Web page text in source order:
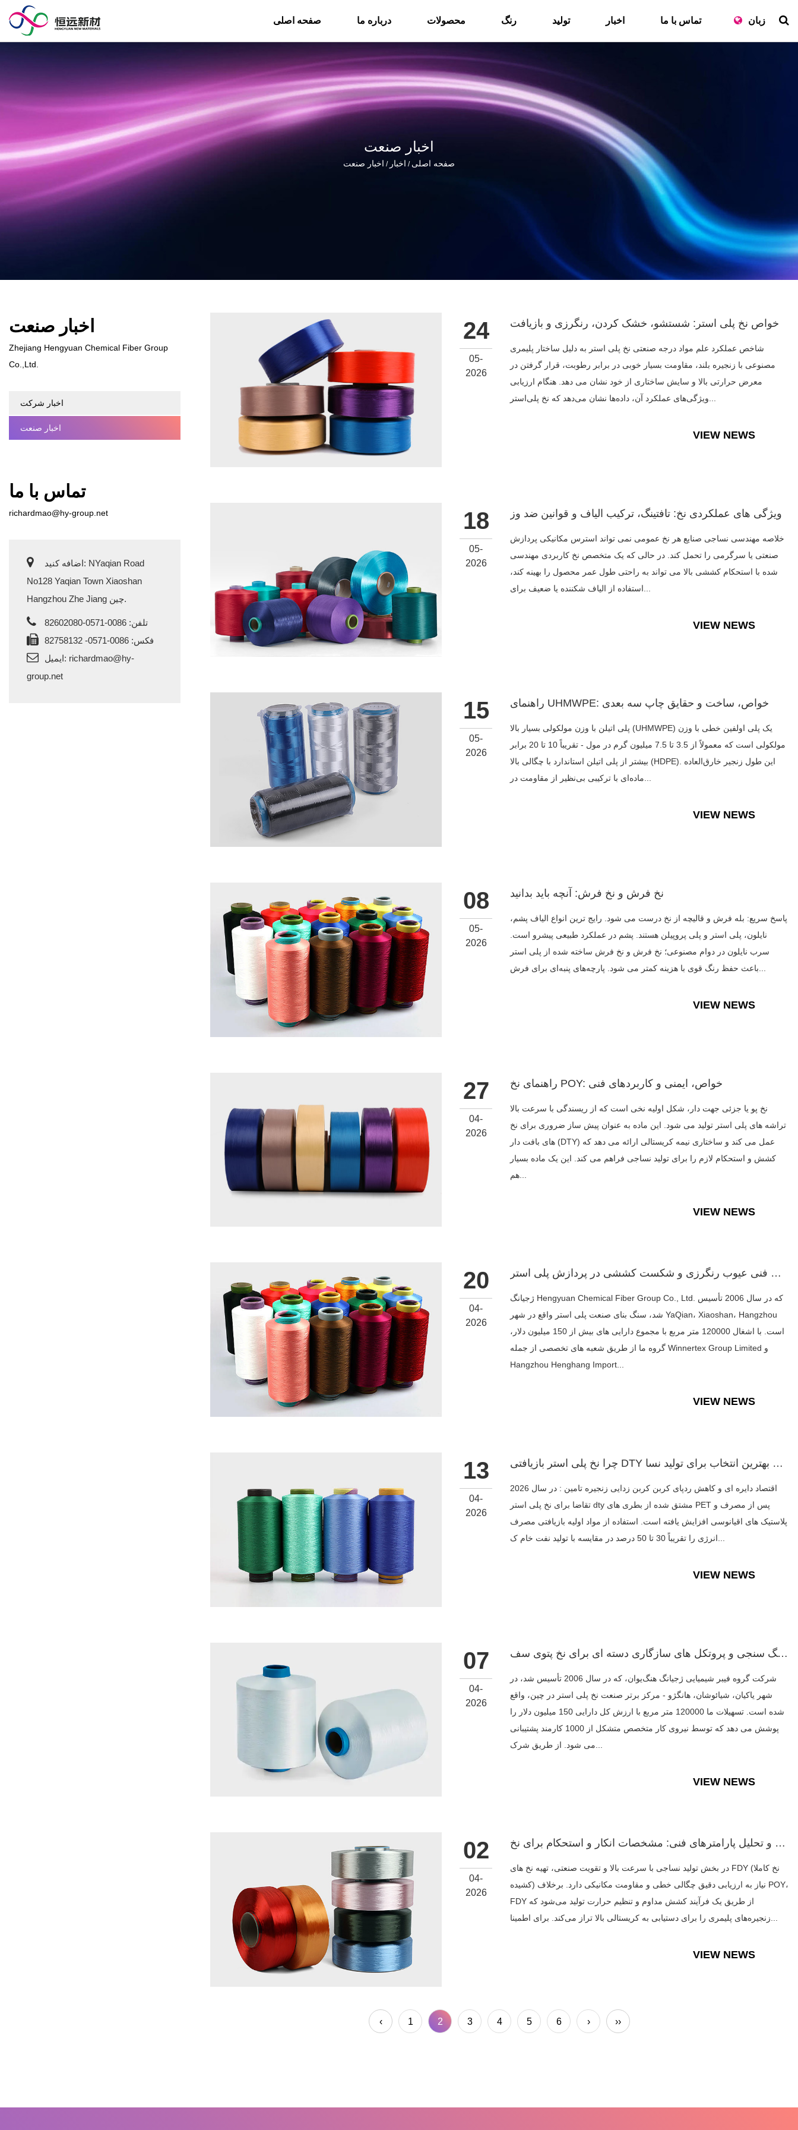
زبان صفحه اصلی درباره ما محصولات رنگ تولید اخبار تماس با ما
اخبار صنعت
صفحه اصلی / اخبار / اخبار صنعت
اخبار صنعت
Zhejiang Hengyuan Chemical Fiber Group
Co.,Ltd.
اخبار شرکت
اخبار صنعت
تماس با ما
richardmao@hy-group.net
اضافه کنید: NYaqian Road
No128 Yaqian Town Xiaoshan
Hangzhou Zhe Jiang چین.
تلفن: 0086-0571-82602080
فکس: 0086-0571- 82758132
ایمیل: richardmao@hy-
group.net
24
05-
2026
خواص نخ پلی استر: شستشو، خشک کردن، رنگرزی و بازیافت
شاخص عملکرد علم مواد درجه صنعتی نخ پلی استر به دلیل ساختار پلیمری
مصنوعی با زنجیره بلند، مقاومت بسیار خوبی در برابر رطوبت، قرار گرفتن در
معرض حرارتی بالا و سایش ساختاری از خود نشان می دهد. هنگام ارزیابی
VIEW NEWS
18
05-
2026
ویژگی های عملکردی نخ: تافتینگ، ترکیب الیاف و قوانین ضد وز
خلاصه مهندسی نساجی صنایع هر نخ عمومی نمی تواند استرس مکانیکی پردازش
صنعتی یا سرگرمی را تحمل کند. در حالی که یک متخصص نخ کاربردی مهندسی
شده با استحکام کششی بالا می تواند به راحتی طول عمر محصول را بهینه کند،
VIEW NEWS
15
05-
2026
راهنمای UHMWPE: خواص، ساخت و حقایق چاپ سه بعدی
پلی اتیلن با وزن مولکولی بسیار بالا (UHMWPE) یک پلی اولفین خطی با وزن
مولکولی است که معمولاً از 3.5 تا 7.5 میلیون گرم در مول - تقریباً 10 تا 20 برابر
بیشتر از پلی اتیلن استاندارد با چگالی بالا (HDPE). این طول زنجیر خارق‌العاده
ماده‌ای با ترکیبی بی‌نظیر از مقاومت در...
VIEW NEWS
08
05-
2026
نخ فرش و نخ فرش: آنچه باید بدانید
پاسخ سریع: بله فرش و قالیچه از نخ درست می شود. رایج ترین انواع الیاف پشم،
نایلون، پلی استر و پلی پروپیلن هستند. پشم در عملکرد طبیعی پیشرو است.
سرب نایلون در دوام مصنوعی؛ نخ فرش و نخ فرش ساخته شده از پلی استر
VIEW NEWS
27
04-
2026
راهنمای نخ POY: خواص، ایمنی و کاربردهای فنی
نخ پو یا جزئی جهت دار، شکل اولیه نخی است که از ریسندگی با سرعت بالا
تراشه های پلی استر تولید می شود. این ماده به عنوان پیش ساز ضروری برای نخ
های بافت دار (DTY) عمل می کند و ساختاری نیمه کریستالی ارائه می دهد که
کشش و استحکام لازم را برای تولید نساجی فراهم می کند. این یک ماده بسیار
VIEW NEWS
20
04-
2026
کاهش فنی عیوب رنگرزی و شکست کششی در پردازش پلی استر DTY 75D/...
ژجیانگ Hengyuan Chemical Fiber Group Co., Ltd. که در سال 2006 تأسیس
شد، سنگ بنای صنعت پلی استر واقع در شهر YaQian، Xiaoshan، Hangzhou
است. با اشغال 120000 متر مربع با مجموع دارایی های بیش از 150 میلیون دلار،
گروه ما از طریق شعبه های تخصصی از جمله Winnertex Group Limited و
Hangzhou Henghang Import...
VIEW NEWS
13
04-
2026
چرا نخ پلی استر بازیافتی DTY به بهترین انتخاب برای تولید نسا...
اقتصاد دایره ای و کاهش ردپای کربن کربن زدایی زنجیره تامین : در سال 2026
تقاضا برای نخ پلی استر dty مشتق شده از بطری های PET پس از مصرف و
پلاستیک های اقیانوسی افزایش یافته است. استفاده از مواد اولیه بازیافتی مصرف
VIEW NEWS
07
04-
2026
آنالیز رنگ سنجی و پروتکل های سازگاری دسته ای برای نخ پتوی سف...
شرکت گروه فیبر شیمیایی ژجیانگ هنگ‌یوان، که در سال 2006 تأسیس شد، در
شهر یاکیان، شیائوشان، هانگژو - مرکز برتر صنعت نخ پلی استر در چین، واقع
شده است. تسهیلات ما 120000 متر مربع با ارزش کل دارایی 150 میلیون دلار را
پوشش می دهد که توسط نیروی کار متخصص متشکل از 1000 کارمند پشتیبانی
VIEW NEWS
02
04-
2026
تجزیه و تحلیل پارامترهای فنی: مشخصات انکار و استحکام برای نخ...
در بخش تولید نساجی با سرعت بالا و تقویت صنعتی، تهیه نخ های FDY (نخ کاملا
کشیده) نیاز به ارزیابی دقیق چگالی خطی و مقاومت مکانیکی دارد. برخلاف POY،
FDY از طریق یک فرآیند کشش مداوم و تنظیم حرارت تولید می‌شود که
زنجیره‌های پلیمری را برای دستیابی به کریستالی بالا تراز می‌کند. برای اطمینا...
VIEW NEWS
‹ 1 2 3 4 5 6 › ››